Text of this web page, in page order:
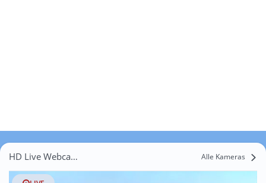
HD Live Webcams Kosma Alle Kameras